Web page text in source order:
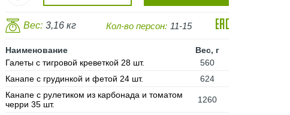
Вес: 3,16 кг Кол-во персон: 11-15
Наименование
Вес, г
Галеты с тигровой креветкой 28 шт.
560
Канапе с грудинкой и фетой 24 шт.
624
Канапе с рулетиком из карбонада и томатом
черри 35 шт.
1260